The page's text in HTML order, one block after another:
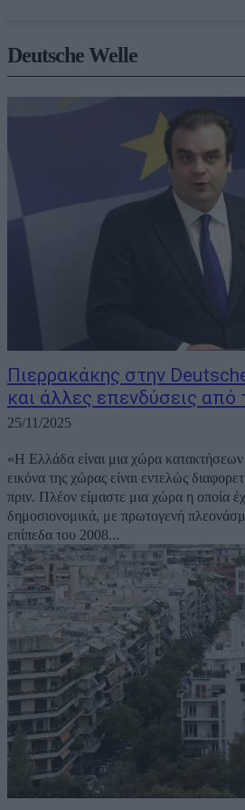
Deutsche Welle
Πιερρακάκης στην
και άλλες επενδύσεις από
25/11/2025
«Η Ελλάδα είναι μια χώρα
εικόνα της χώρας είναι εντελώς
πριν. Πλέον είμαστε μια χώρα η οποία
δημοσιονομικά, με πρωτογενή
επίπεδα του 2008...